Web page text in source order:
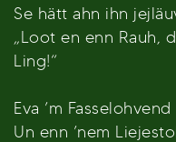
Se hätt ahn ihn
„Loot en enn Rauh,
Ling!“
Eva ’m Fasselohvend
Un enn ’nem